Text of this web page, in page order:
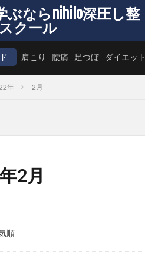
肩こり 腰痛 足つぼ ダイエット
年 2月
2月
順